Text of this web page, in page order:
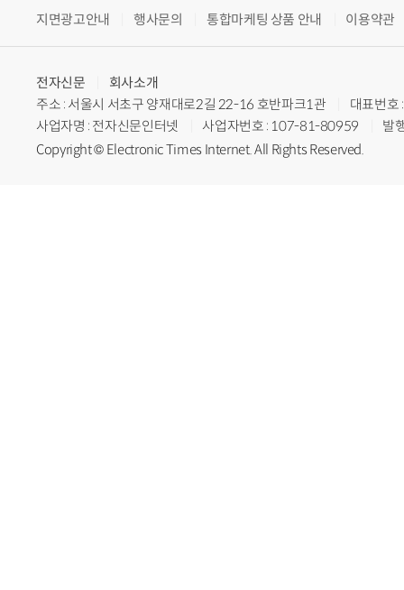
지면광고안내 행사문의 통합마케팅 상품 안내 이용약관
전자신문
회사소개
주소 : 서울시 서초구 양재대로2길 22-16 호반파크1관
대표번
사업자명 : 전자신문인터넷
사업자번호 : 107-81-80959
발
Copyright © Electronic Times Internet. All Rights Reserved.